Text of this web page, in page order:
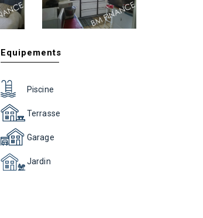
Equipements
Piscine
Terrasse
Garage
Jardin